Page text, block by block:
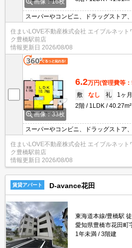
画像：16枚
スーパーやコンビニ、ドラッグストア
リティつきで女性の一人暮らしでも安
ださいませ♪
住まいLOVE不動産株式会社 エイブルネット
ク豊橋駅前店
情報更新日 2026/08/08
画像：33枚
6.2万円(管理費等
敷
なし 礼
1ヶ月
2階
1LDK 40.27m²
スーパーやコンビニ、ドラッグストア
揃い生活便利◎インターネット無料！
リティつきで女性の一人暮らしでも安
ださいませ♪
住まいLOVE不動産株式会社 エイブルネット
ク豊橋駅前店
情報更新日 2026/08/08
賃貸アパート D-avance花田
東海道本線/豊橋駅
愛知県豊橋市花田町
1年未満
3階建